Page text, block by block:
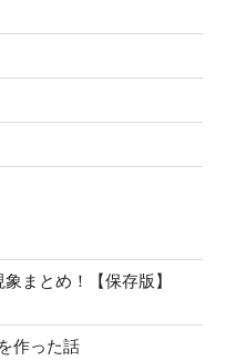
まとめ！【保存版】
作った話